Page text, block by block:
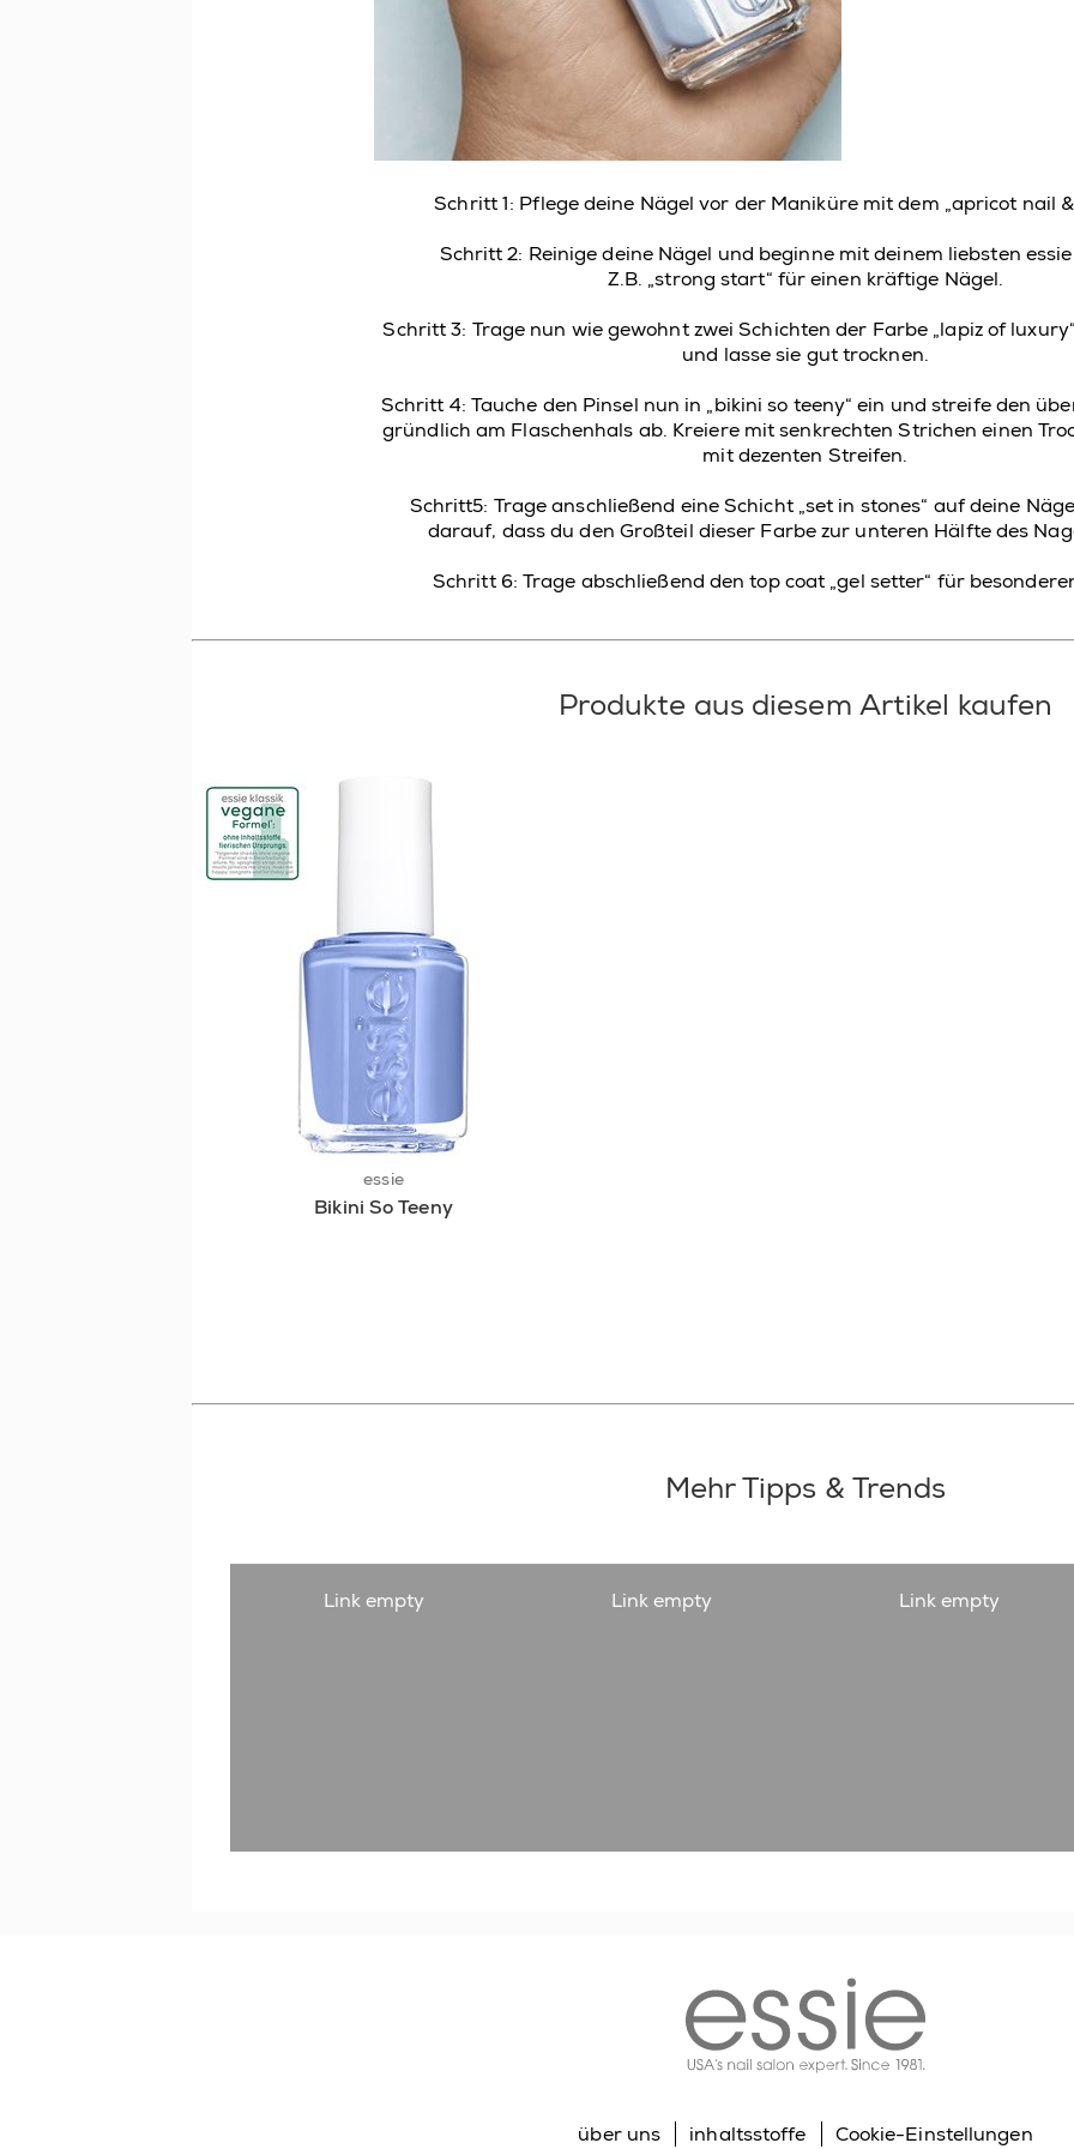
Schritt 1: Pflege deine Nägel vor der Maniküre mit dem „apricot nail
Schritt 2: Reinige deine Nägel und beginne mit deinem liebsten essie
Z.B. „strongstart“ für einen kräftige Nägel.
Schritt 3: Trage nun wie gewohnt zwei Schichten der Farbe „lapizofluxury
und lasse sie gut trocknen.
Schritt 4: Tauche den Pinsel nun in „bikiniso teeny“ ein und streife den
gründlich am Flaschenhals ab. Kreiere mit senkrechten Strichen einen
mit dezenten Streifen.
Schritt5: Trage anschließend eine Schicht „set in stones“ auf deine
darauf, dass du den Großteil dieser Farbe zur unteren Hälfte des
Schritt 6: Trage abschließend den topcoat „gel setter“ für
Produkte aus diesem Artikel kaufen
essie
Bikini So Teeny
Mehr Tipps & Trends
Link empty Link empty Link empty
über uns inhaltsstoffe Cookie-Einstellungen